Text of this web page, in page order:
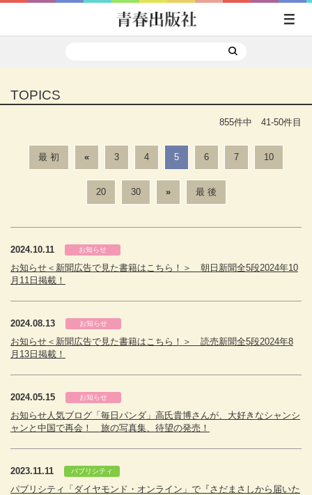
TOPICS
855件中 41-50件目
最 初 « 3 4 5 6 7 10
20 30 » 最 後
2024.10.11 お知らせ
お知らせ＜新聞広告で見た書籍はこちら！＞ 朝日新聞全5段2024年10
月11日掲載！
2024.08.13 お知らせ
お知らせ＜新聞広告で見た書籍はこちら！＞ 読売新聞全5段2024年8
月13日掲載！
2024.05.15 お知らせ
お知らせ人気ブログ「毎日パンダ」高氏貴博さんが、大好きなシャンシ
ャンと中国で再会！ 旅の写真集、待望の発売！
2023.11.11 パブリシティ
パブリシティ「ダイヤモンド・オンライン」で『さだまさしから届いた